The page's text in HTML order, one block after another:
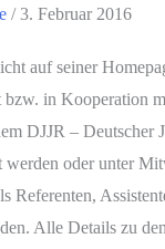
/3. Februar 2016
auf seiner
in Kooperation
DJJR – Deutscher
werden oder unter
Referenten,
Alle Details zu